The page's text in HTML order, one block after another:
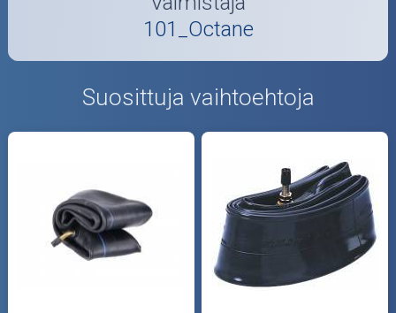
101_Octane
Suosittuja vaihtoehtoja